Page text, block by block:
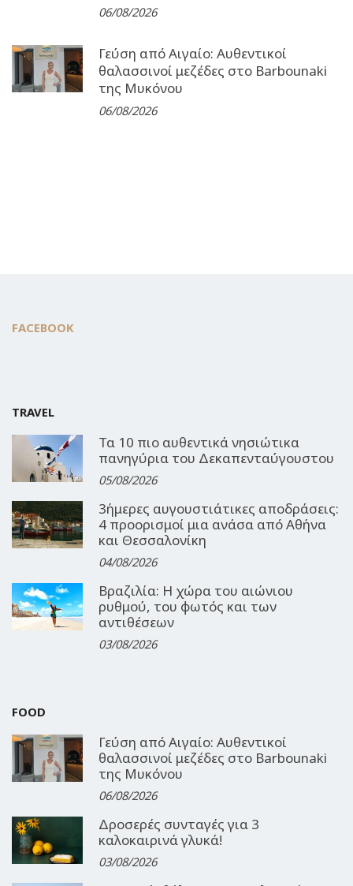
06/08/2026
Γεύση από Αιγαίο: Αυθεντικοί
θαλασσινοί μεζέδες στο Barbounaki
της Μυκόνου
06/08/2026
FACEBOOK
TRAVEL
Τα 10 πιο αυθεντικά νησιώτικα
πανηγύρια του Δεκαπενταύγουστου
05/08/2026
3ήμερες αυγουστιάτικες αποδράσεις:
4 προορισμοί μια ανάσα από Αθήνα
και Θεσσαλονίκη
04/08/2026
Βραζιλία: Η χώρα του αιώνιου
ρυθμού, του φωτός και των
αντιθέσεων
03/08/2026
FOOD
Γεύση από Αιγαίο: Αυθεντικοί
θαλασσινοί μεζέδες στο Barbounaki
της Μυκόνου
06/08/2026
Δροσερές συνταγές για 3
καλοκαιρινά γλυκά!
03/08/2026